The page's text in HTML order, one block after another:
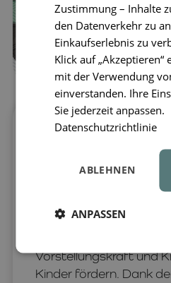
Erschaffen Sie
Kreisverkehre oder
mit dem kreativen
and Intersections
einfache und
Vorstellungskraft und
Kinder fördern. Dank
Zustimmung – Inhalte
den Datenverkehr zu
Einkaufserlebnis zu
Klick auf „Akzeptieren“
mit der Verwendung
einverstanden. Ihre
Sie jederzeit anpassen.
Datenschutzrichtlinie
ABLEHNEN
ANPASSEN